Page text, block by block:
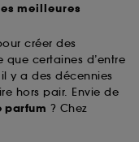
meilleures
créer des
certaines d’entre
y a des décennies
hors pair. Envie de
parfum ? Chez